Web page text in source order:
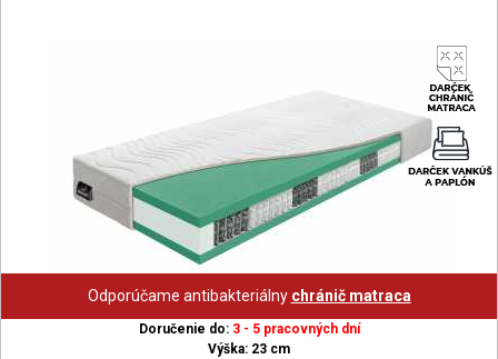
Odporúčame antibakteriálny chránič matraca
Doručenie do: 3 - 5 pracovných dní
Výška: 23 cm